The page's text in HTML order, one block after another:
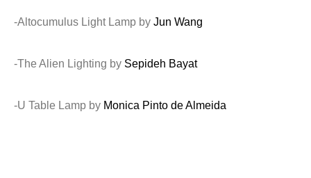
-Altocumulus Light Lamp by Jun Wang
-The Alien Lighting by Sepideh Bayat
-U Table Lamp by Monica Pinto de Almeida